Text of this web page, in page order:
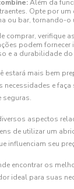
Além da
Opte por um
ou bar, tornando-o
comprar, verifique
podem
e a durabilidade
estará mais bem
e faça
seguras.
aspectos
de utilizar um
influenciam seu
encontrar os
ideal para suas